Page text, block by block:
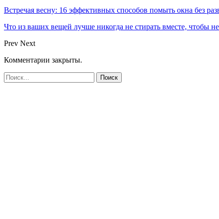
Встречая весну: 16 эффективных способов помыть окна без
Что из ваших вещей лучше никогда не стирать вместе, чтобы
Prev Next
Комментарии закрыты.